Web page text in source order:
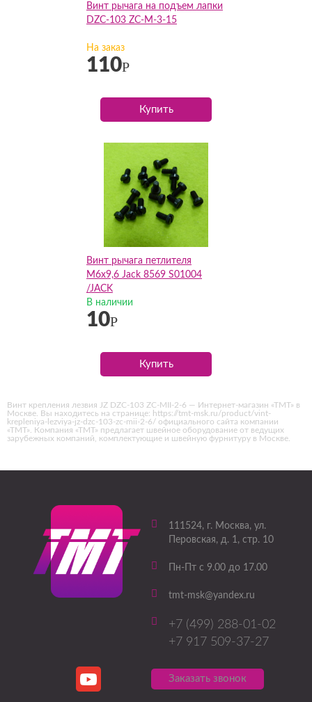
Винт рычага на подъем лапки
DZC-103 ZC-M-3-15
На заказ
110Р
Купить
Винт рычага петлителя
M6x9,6 Jack 8569 S01004
/JACK
В наличии
10Р
Купить
Винт крепления лезвия JZ DZC-103 ZC-MII-2-6 — Интернет-магазин «ТМТ» в
Москве. Вы находитесь на странице: https://tmt-msk.ru/product/vint-
krepleniya-lezviya-jz-dzc-103-zc-mii-2-6/ официального сайта компании
«ТМТ». Компания «ТМТ» предлагает швейное оборудование от ведущих
зарубежных компаний, комплектующие и швейную фурнитуру в Москве.
111524, г. Москва, ул.
Перовская, д. 1, стр. 10
Пн-Пт с 9.00 до 17.00
tmt-msk@yandex.ru
+7 (499) 288-01-02
+7 917 509-37-27
Заказать звонок